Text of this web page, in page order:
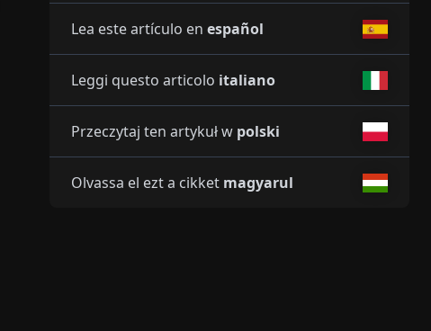
Lea este artículo en español
Leggi questo articolo italiano
Przeczytaj ten artykuł w polski
Olvassa el ezt a cikket magyarul